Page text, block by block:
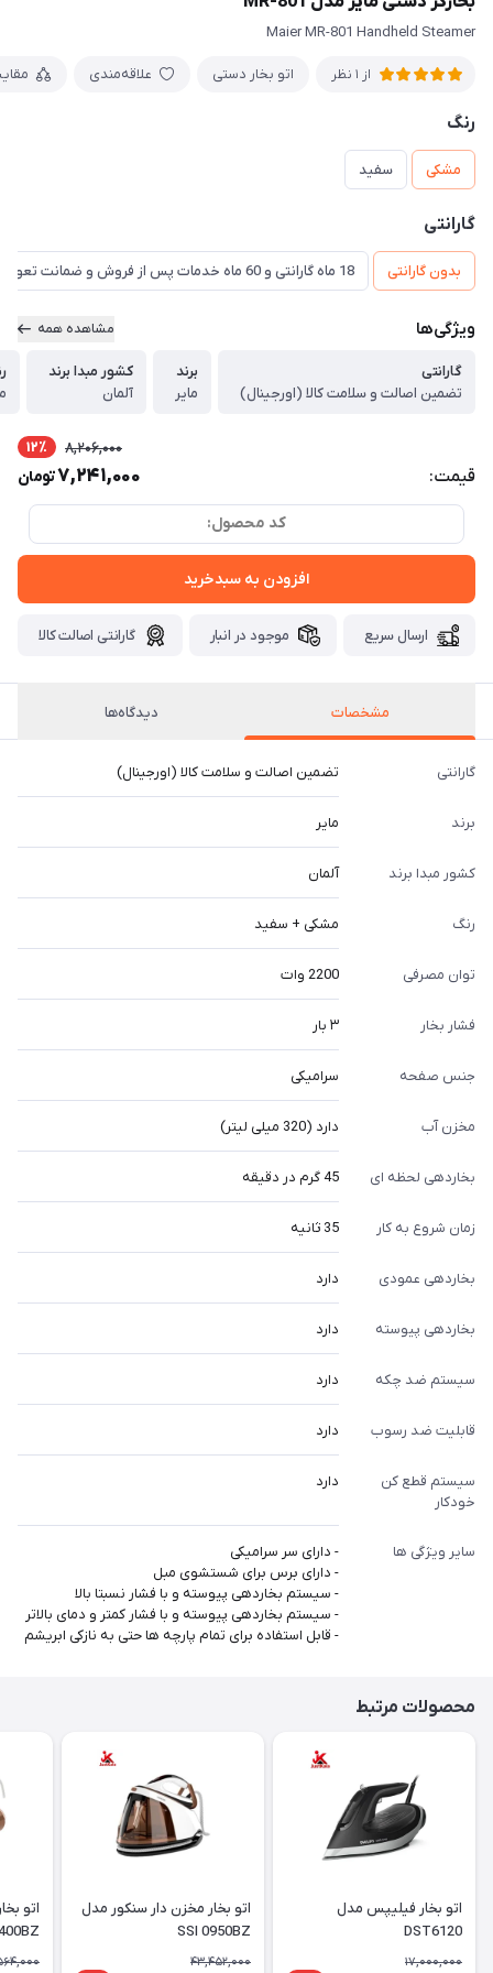
Maier MR-801 Handheld Steamer
از 1 نظر اتو بخار دستی علاقه‌مندی
رنگ
مشکی سفید
گارانتی
بدون گارانتی 18 ماه گارانتی و 60 ماه خدمات پس از فروش و ضمانت تعویض
ویژگی‌ها مشاهده همه
گارانتی
تضمین اصالت و سلامت کالا (اورجینال)
برند
مایر
کشور مبدا برند
آلمان
قیمت:
8,206,000 12٪
7,241,000تومان
کد محصول:
افزودن به سبدخرید
ارسال سریع موجود در انبار گارانتی اصالت کالا
مشخصات دیدگاه‌ها
گارانتی تضمین اصالت و سلامت کالا (اورجینال)
برند مایر
کشور مبدا برند آلمان
رنگ مشکی + سفید
توان مصرفی 2200 وات
فشار بخار ۳ بار
جنس صفحه سرامیکی
مخزن آب دارد (320 میلی لیتر)
بخاردهی لحظه ای 45 گرم در دقیقه
زمان شروع به کار 35 ثانیه
بخاردهی عمودی دارد
بخاردهی پیوسته دارد
سیستم ضد چکه دارد
قابلیت ضد رسوب دارد
سیستم قطع کن
خودکار
دارد
سایر ویژگی ها
- دارای سر سرامیکی
- دارای برس برای شستشوی مبل
- سیستم بخاردهی پیوسته و با فشار نسبتا بالا
- سیستم بخاردهی پیوسته و با فشار کمتر و دمای بالاتر
- قابل استفاده برای تمام پارچه ها حتی به نازکی ابریشم
محصولات مرتبط
اتو بخار فیلیپس مدل
DST6120
17,000,000
اتو بخار مخزن دار سنکور مدل
SSI 0950BZ
43,452,000